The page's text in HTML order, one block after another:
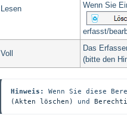
Lesen Wenn Sie
erfasst/
Voll
Das
(bitte den
Hinweis: Wenn Sie diese
(Akten löschen)
und